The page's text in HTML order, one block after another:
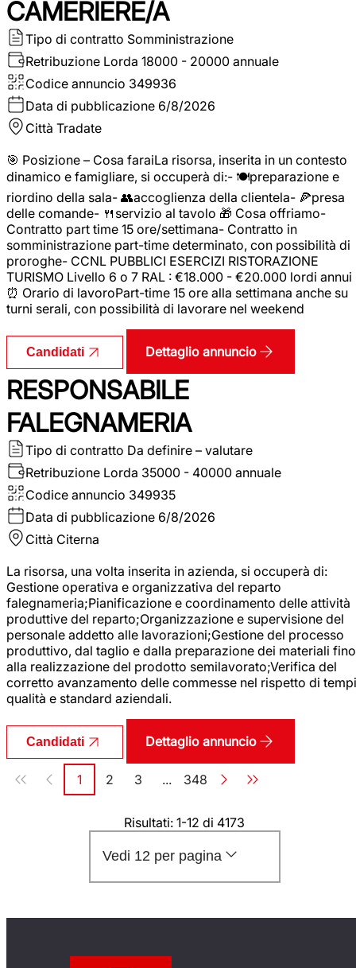
CAMERIERE/A
Tipo di contratto Somministrazione
Retribuzione Lorda 18000 - 20000 annuale
Codice annuncio 349936
Data di pubblicazione 6/8/2026
Città Tradate
🎯 Posizione – Cosa faraiLa risorsa, inserita in un contesto
dinamico e famigliare, si occuperà di:- 🍽️preparazione e
riordino della sala- 👥accoglienza della clientela- 🍕presa
delle comande- 🍴servizio al tavolo 🎁 Cosa offriamo-
Contratto part time 15 ore/settimana- Contratto in
somministrazione part-time determinato, con possibilità di
proroghe- CCNL PUBBLICI ESERCIZI RISTORAZIONE
TURISMO Livello 6 o 7 RAL : €18.000 - €20.000 lordi annui
⏰ Orario di lavoroPart-time 15 ore alla settimana anche su
turni serali, con possibilità di lavorare nel weekend
Candidati Dettaglio annuncio
RESPONSABILE
FALEGNAMERIA
Tipo di contratto Da definire – valutare
Retribuzione Lorda 35000 - 40000 annuale
Codice annuncio 349935
Data di pubblicazione 6/8/2026
Città Citerna
La risorsa, una volta inserita in azienda, si occuperà di:
Gestione operativa e organizzativa del reparto
falegnameria;Pianificazione e coordinamento delle attività
produttive del reparto;Organizzazione e supervisione del
personale addetto alle lavorazioni;Gestione del processo
produttivo, dal taglio e dalla preparazione dei materiali fino
alla realizzazione del prodotto semilavorato;Verifica del
corretto avanzamento delle commesse nel rispetto di
qualità e standard aziendali.
Candidati Dettaglio annuncio
Paginazione
Pagina
1 Pagina
2 Pagina
3 ... Pagina
348
Risultati: 1-12 di 4173
Vedi 12 per pagina